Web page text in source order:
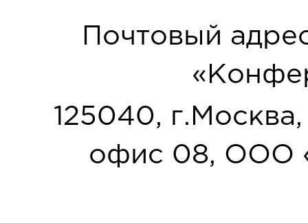
Почтовый
125040, г.Москва,
офис 08, ООО